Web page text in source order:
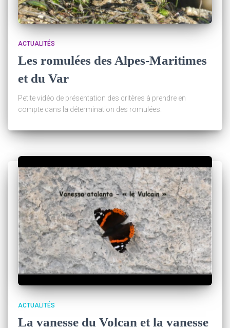
ACTUALITÉS
Les romulées des Alpes-Maritimes
et du Var
Petite vidéo de présentation des critères à prendre en
compte dans la détermination des romulées.
ACTUALITÉS
La vanesse du Volcan et la vanesse